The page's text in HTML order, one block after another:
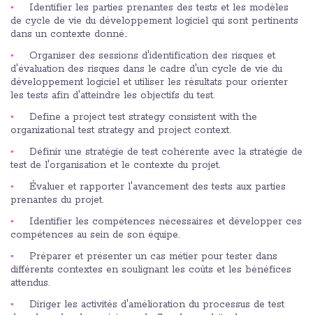
Identifier les parties prenantes des tests et les modèles
de cycle de vie du développement logiciel qui sont pertinents
dans un contexte donné..
Organiser des sessions d'identification des risques et
d'évaluation des risques dans le cadre d'un cycle de vie du
développement logiciel et utiliser les résultats pour orienter
les tests afin d'atteindre les objectifs du test.
Define a project test strategy consistent with the
organizational test strategy and project context.
Définir une stratégie de test cohérente avec la stratégie de
test de l'organisation et le contexte du projet.
Évaluer et rapporter l'avancement des tests aux parties
prenantes du projet.
Identifier les compétences nécessaires et développer ces
compétences au sein de son équipe.
Préparer et présenter un cas métier pour tester dans
différents contextes en soulignant les coûts et les bénéfices
attendus.
Diriger les activités d'amélioration du processus de test